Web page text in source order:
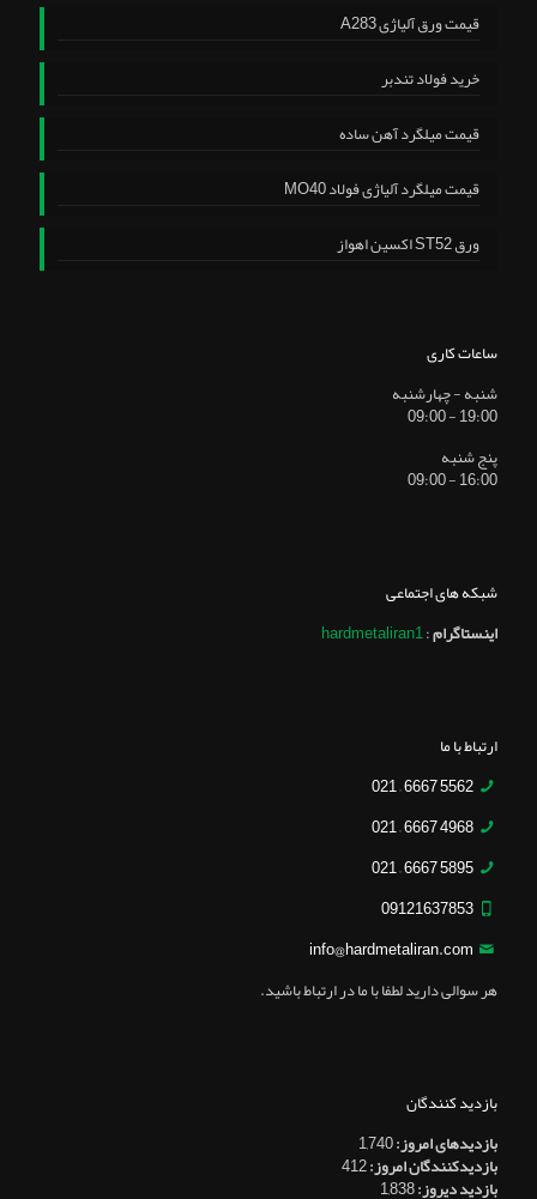
قیمت ورق آلیاژی A283
خرید فولاد تندبر
قیمت میلگرد آهن ساده
قیمت میلگرد آلیاژی فولاد MO40
ورق ST52 اکسین اهواز
ساعات کاری
شنبه - چهارشنبه
19:00 - 09:00
پنج شنبه
16:00 - 09:00
شبکه های اجتماعی
اینستاگرام:
hardmetaliran1
ارتباط با ما
5562 6667 – 021
4968 6667 – 021
5895 6667 – 021
09121637853
info@hardmetaliran.com
هر سوالی دارید لطفا با ما در ارتباط باشید.
بازدید کنندگان
بازدیدهای امروز:1,740
بازدیدکنندگان امروز:412
بازدید دیروز:1,838